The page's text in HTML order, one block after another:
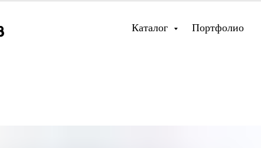
Каталог Портфолио